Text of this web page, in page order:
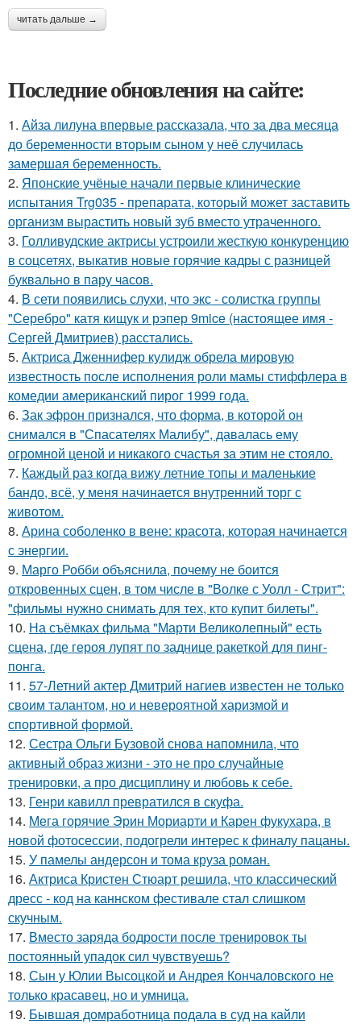
читать дальше →
Последние обновления на сайте:
1. Айза лилуна впервые рассказала, что за два месяца
до беременности вторым сыном у неё случилась
замершая беременность.
2. Японские учёные начали первые клинические
испытания Trg035 - препарата, который может заставить
организм вырастить новый зуб вместо утраченного.
3. Голливудские актрисы устроили жесткую конкуренцию
в соцсетях, выкатив новые горячие кадры с разницей
буквально в пару часов.
4. В сети появились слухи, что экс - солистка группы
"Серебро" катя кищук и рэпер 9mice (настоящее имя -
Сергей Дмитриев) расстались.
5. Актриса Дженнифер кулидж обрела мировую
известность после исполнения роли мамы стиффлера в
комедии американский пирог 1999 года.
6. Зак эфрон признался, что форма, в которой он
снимался в "Спасателях Малибу", давалась ему
огромной ценой и никакого счастья за этим не стояло.
7. Каждый раз когда вижу летние топы и маленькие
бандо, всё, у меня начинается внутренний торг с
животом.
8. Арина соболенко в вене: красота, которая начинается
с энергии.
9. Марго Робби объяснила, почему не боится
откровенных сцен, в том числе в "Волке с Уолл - Стрит":
"фильмы нужно снимать для тех, кто купит билеты".
10. На съёмках фильма "Марти Великолепный" есть
сцена, где героя лупят по заднице ракеткой для пинг-
понга.
11. 57-Летний актер Дмитрий нагиев известен не только
своим талантом, но и невероятной харизмой и
спортивной формой.
12. Сестра Ольги Бузовой снова напомнила, что
активный образ жизни - это не про случайные
тренировки, а про дисциплину и любовь к себе.
13. Генри кавилл превратился в скуфа.
14. Мега горячие Эрин Мориарти и Карен фукухара, в
новой фотосессии, подогрели интерес к финалу пацаны.
15. У памелы андерсон и тома круза роман.
16. Актриса Кристен Стюарт решила, что классический
дресс - код на каннском фестивале стал слишком
скучным.
17. Вместо заряда бодрости после тренировок ты
постоянный упадок сил чувствуешь?
18. Сын у Юлии Высоцкой и Андрея Кончаловского не
только красавец, но и умница.
19. Бывшая домработница подала в суд на кайли